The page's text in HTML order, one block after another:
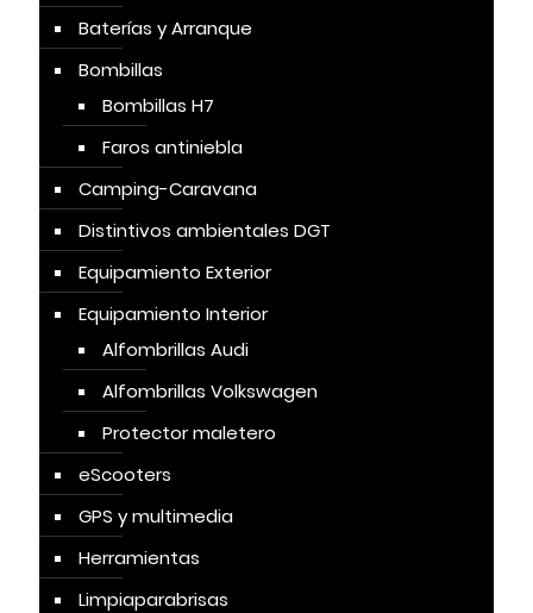
Baterías y Arranque
Bombillas
Bombillas H7
Faros antiniebla
Camping-Caravana
Distintivos ambientales DGT
Equipamiento Exterior
Equipamiento Interior
Alfombrillas Audi
Alfombrillas Volkswagen
Protector maletero
eScooters
GPS y multimedia
Herramientas
Limpiaparabrisas